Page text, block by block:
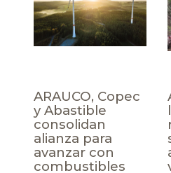
ARAUCO, Copec
y Abastible
consolidan
alianza para
avanzar con
combustibles